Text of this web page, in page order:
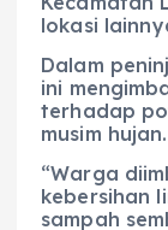
lokasi
Dalam
ini
terhadap
musim hujan.
“Warga
kebersihan
sampah